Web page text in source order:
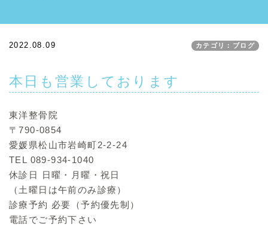
2022.08.09 カテゴリ：ブログ
本日も営業しております
東洋整骨院
〒790-0854
愛媛県松山市岩崎町2-2-24
TEL 089-934-1040
休診日 日曜・月曜・祝日
（土曜日は午前のみ診療）
診療予約 必要（予約優先制）
電話でご予約下さい